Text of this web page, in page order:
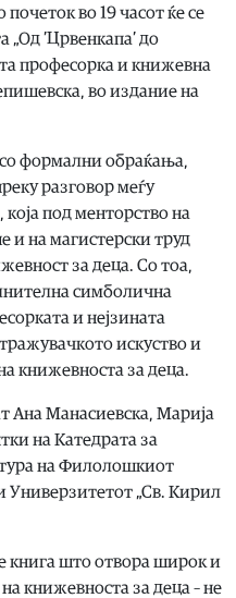
во 19 часот ќе се
’Црвенкапа’ до
професорка и книжевна
во издание на
формални обраќања,
разговор меѓу
под менторство на
и на магистерски труд
за деца. Со тоа,
симболична
и нејзината
искуство и
книжевноста за деца.
Ана Манасиевска, Марија
на Катедрата за
на Филолошкиот
Универзитетот „Св. Кирил
е книга што отвора широк и
книжевноста за деца – не